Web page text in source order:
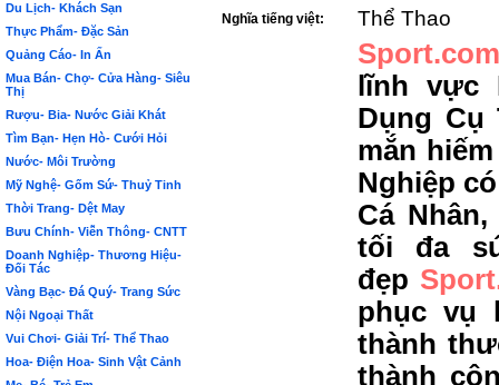
Du Lịch- Khách Sạn
Thực Phẩm- Đặc Sản
Quảng Cáo- In Ấn
Mua Bán- Chợ- Cửa Hàng- Siêu
Thị
Rượu- Bia- Nước Giải Khát
Tìm Bạn- Hẹn Hò- Cưới Hỏi
Nước- Môi Trường
Mỹ Nghệ- Gốm Sứ- Thuỷ Tinh
Thời Trang- Dệt May
Bưu Chính- Viễn Thông- CNTT
Doanh Nghiệp- Thương Hiệu-
Đối Tác
Vàng Bạc- Đá Quý- Trang Sức
Nội Ngoại Thất
Vui Chơi- Giải Trí- Thể Thao
Hoa- Điện Hoa- Sinh Vật Cảnh
Nghĩa tiếng việt: Thể Thao
lĩnh vực
Dụng Cụ
mắn
Nghiệp
Cá
tối đa
đẹp
phục vụ
thành
thành